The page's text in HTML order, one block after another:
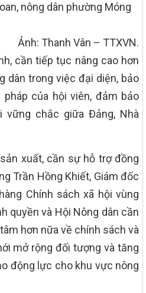
nông dân phường Móng
Ảnh: Thanh Vân – TTXVN.
cần tiếp tục nâng cao hơn
dân trong việc đại diện, bảo
của hội viên, đảm bảo
chắc giữa Đảng, Nhà
xuất, cần sự hỗ trợ đồng
Trần Hồng Khiết, Giám đốc
Chính sách xã hội vùng
quyền và Hội Nông dân cần
hơn nữa về chính sách và
mở rộng đối tượng và tăng
động lực cho khu vực nông